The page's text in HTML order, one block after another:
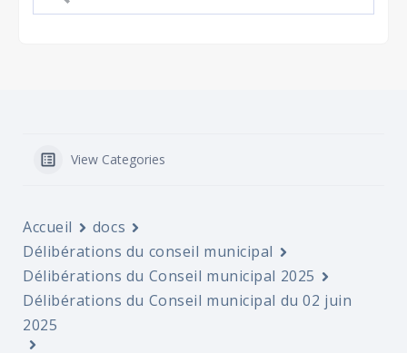
View Categories
Accueil
docs
Délibérations du conseil municipal
Délibérations du Conseil municipal 2025
Délibérations du Conseil municipal du 02 juin
2025